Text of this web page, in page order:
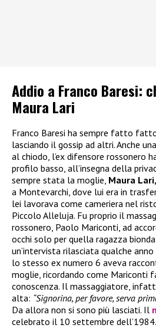
Addio a Franco Baresi:
Maura Lari
Franco Baresi ha sempre fatto
lasciando il gossip ad altri. Anche
al chiodo, l’ex difensore rossonero
profilo basso, all’insegna della
sempre stata la moglie, Maura Lari,
a Montevarchi, dove lui era in
lei lavorava come cameriera nel
Piccolo Alleluja. Fu proprio il
rossonero, Paolo Mariconti, ad
occhi solo per quella ragazza
un’intervista rilasciata qualche
lo stesso ex numero 6 aveva
moglie, ricordando come Mariconti
conoscenza. Il massaggiatore,
alta: “Signorina, per favore, serva
Da allora non si sono più lasciati. Il
celebrato il 10 settembre dell’1984.